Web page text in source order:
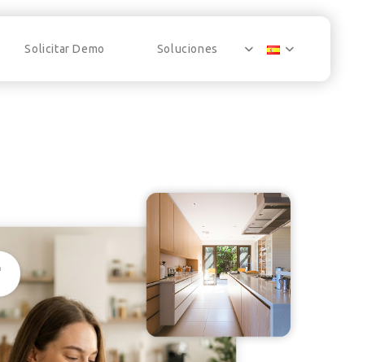
Solicitar Demo Soluciones